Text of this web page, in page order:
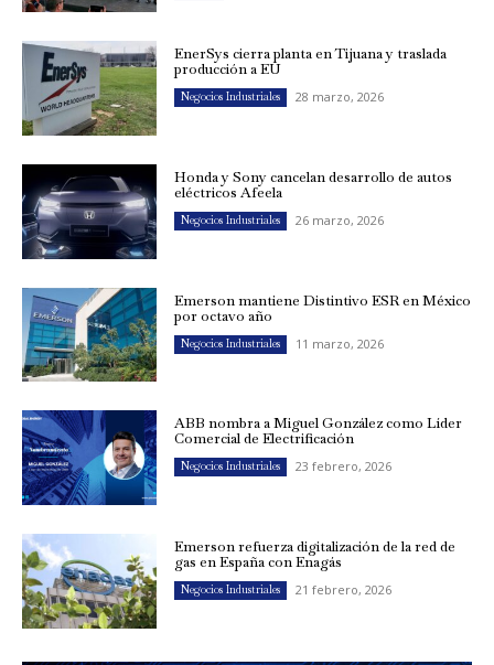
EnerSys cierra planta en Tijuana y traslada
producción a EU
Negocios Industriales 28 marzo, 2026
Honda y Sony cancelan desarrollo de autos
eléctricos Afeela
Negocios Industriales 26 marzo, 2026
Emerson mantiene Distintivo ESR en México
por octavo año
Negocios Industriales 11 marzo, 2026
ABB nombra a Miguel González como Líder
Comercial de Electrificación
Negocios Industriales 23 febrero, 2026
Emerson refuerza digitalización de la red de
gas en España con Enagás
Negocios Industriales 21 febrero, 2026